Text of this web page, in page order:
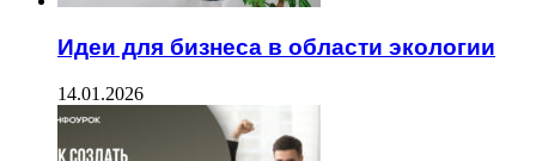
Идеи для бизнеса в области экологии
14.01.2026